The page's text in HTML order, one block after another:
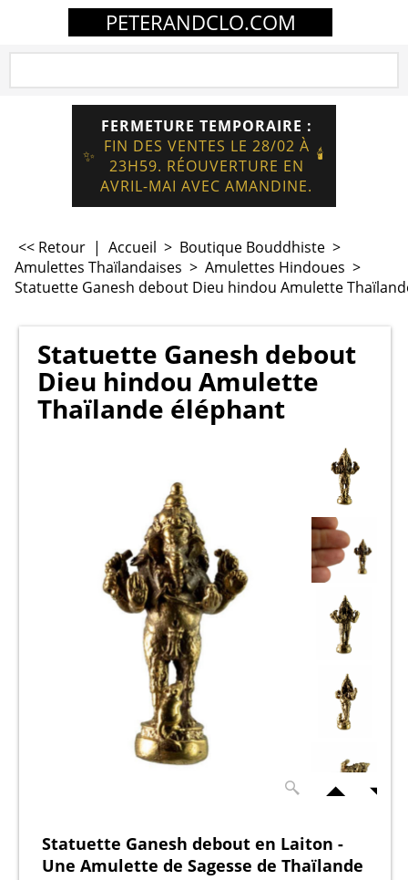
PETERANDCLO.COM
✨
FERMETURE TEMPORAIRE :
FIN DES VENTES LE 28/02 À
23H59. RÉOUVERTURE EN
AVRIL-MAI AVEC AMANDINE.
🕯️
<< Retour | Accueil > Boutique Bouddhiste >
Amulettes Thaïlandaises > Amulettes Hindoues >
Statuette Ganesh debout Dieu hindou Amulette
Statuette Ganesh debout
Dieu hindou Amulette
Thaïlande éléphant
Statuette Ganesh debout en Laiton -
Une Amulette de Sagesse de Thaïlande